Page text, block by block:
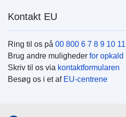
Kontakt EU
Ring til os på 00 800 6 7 8 9 10 11
Brug andre muligheder for opkald
Skriv til os via kontaktformularen
Besøg os i et af EU-centrene